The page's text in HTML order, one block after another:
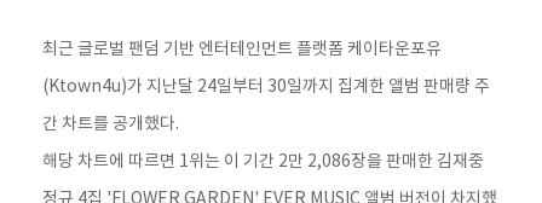
최근 글로벌 팬덤 기반 엔터테인먼트 플랫폼 케이타운포유
(Ktown4u)가 지난달 24일부터 30일까지 집계한 앨범 판매량 주
간 차트를 공개했다.
해당 차트에 따르면 1위는 이 기간 2만 2,086장을 판매한 김재중
정규 4집 'FLOWER GARDEN' EVER MUSIC 앨범 버전이 차지했